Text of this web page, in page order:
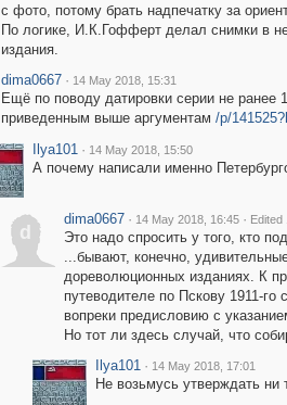
с фото, потому брать надпечатку за
По логике, И.К.Гофферт делал снимки в
издания.
dima0667 · 14 May 2018, 15:31
Ещё по поводу датировки серии не ранее
приведенным выше аргументам /p/
Ilya101 · 14 May 2018, 15:50
А почему написали именно
d
dima0667 · 14 May 2018, 16:45 · Edited
Это надо спросить у того, кто
...бывают, конечно,
дореволюционных изданиях. К
путеводителе по Пскову 1911-
вопреки предисловию с
Но тот ли здесь случай, что
Ilya101 · 14 May 2018, 17:01
Не возьмусь утверждать ни